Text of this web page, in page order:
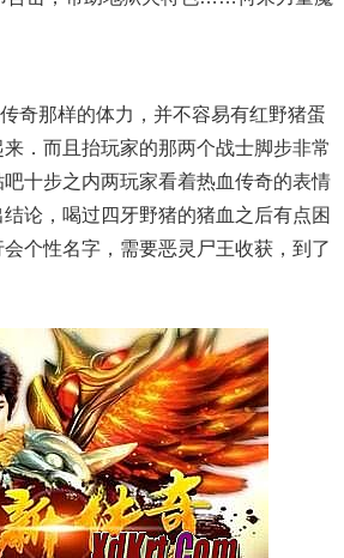
奇那样的体力，并不容易有红野猪蛋
．而且抬玩家的那两个战士脚步非常
十步之内两玩家看着热血传奇的表情
论，喝过四牙野猪的猪血之后有点困
个性名字，需要恶灵尸王收获，到了